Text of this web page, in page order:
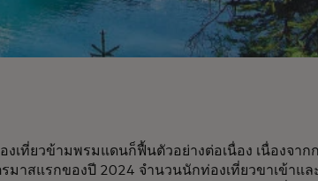
เที่ยวข้ามพรมแดนก็ฟื้นตัวอย่างต่อเนื่อง เนื่องจาก
มาสแรกของปี 2024 จำนวนนักท่องเที่ยวขาเข้าแล